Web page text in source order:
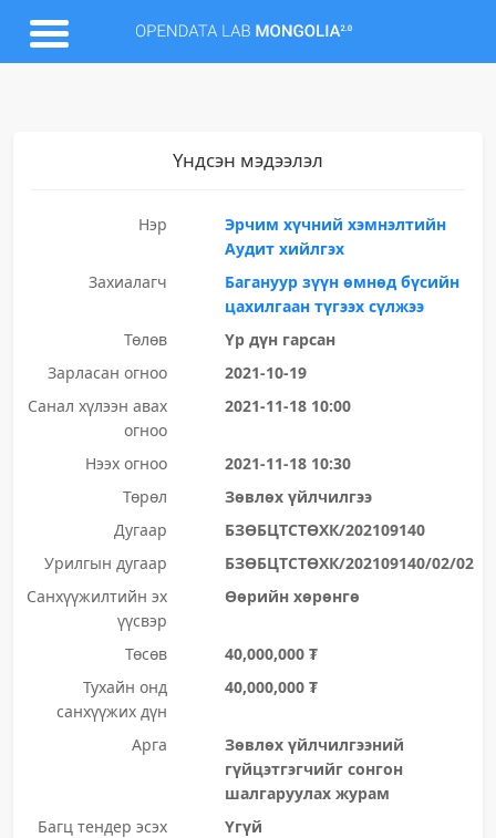
Үндсэн мэдээлэл
Нэр
Эрчим хүчний хэмнэлтийн
Аудит хийлгэх
Захиалагч
Багануур зүүн өмнөд бүсийн
цахилгаан түгээх сүлжээ
Төлөв
Үр дүн гарсан
Зарласан огноо
2021-10-19
Санал хүлээн авах
огноо
2021-11-18 10:00
Нээх огноо
2021-11-18 10:30
Төрөл
Зөвлөх үйлчилгээ
Дугаар
БЗӨБЦТСТӨХК/202109140
Урилгын дугаар
БЗӨБЦТСТӨХК/202109140/02/02
Санхүүжилтийн эх
үүсвэр
Өөрийн хөрөнгө
Төсөв
40,000,000 ₮
Тухайн онд
санхүүжих дүн
40,000,000 ₮
Арга
Зөвлөх үйлчилгээний
гүйцэтгэгчийг сонгон
шалгаруулах журам
Багц тендер эсэх
Үгүй